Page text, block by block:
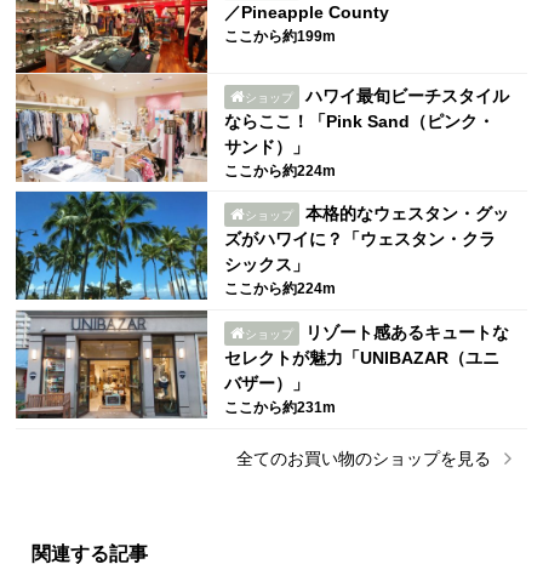
／Pineapple County
ここから約199m
ショップ
ハワイ最旬ビーチスタイル
ならここ！「Pink Sand（ピンク・
サンド）」
ここから約224m
ショップ
本格的なウェスタン・グッ
ズがハワイに？「ウェスタン・クラ
シックス」
ここから約224m
ショップ
リゾート感あるキュートな
セレクトが魅力「UNIBAZAR（ユニ
バザー）」
ここから約231m
全てのお買い物のショップを見る
関連する記事